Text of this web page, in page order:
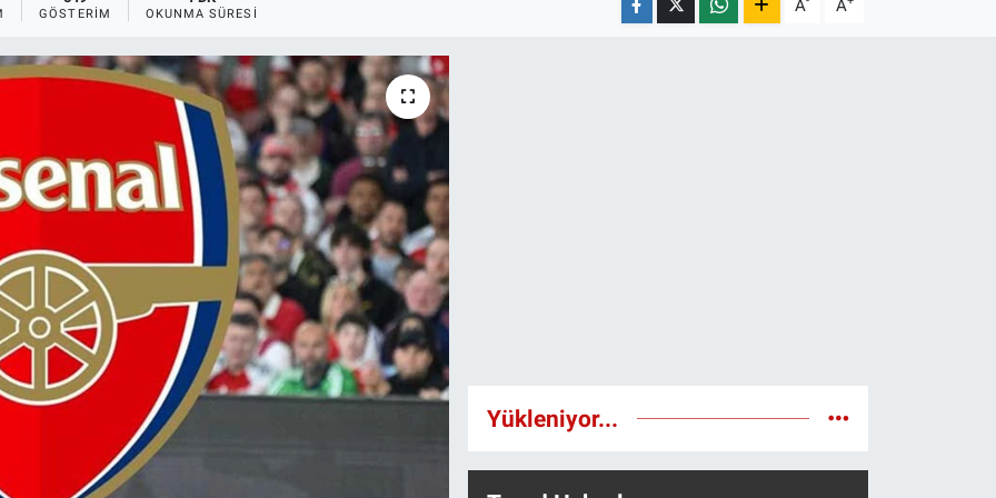
GÖSTERIM OKUNMA SÜRESI A A
Yükleniyor...